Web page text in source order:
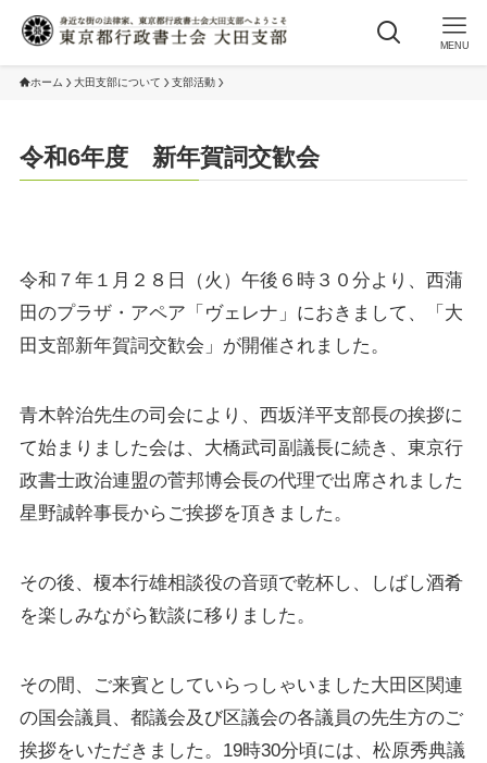
MENU
ホーム 大田支部について 支部活動
令和6年度 新年賀詞交歓会
令和７年１月２８日（火）午後６時３０分より、西蒲
田のプラザ・アペア「ヴェレナ」におきまして、「大
田支部新年賀詞交歓会」が開催されました。
青木幹治先生の司会により、西坂洋平支部長の挨拶に
て始まりました会は、大橋武司副議長に続き、東京行
政書士政治連盟の菅邦博会長の代理で出席されました
星野誠幹事長からご挨拶を頂きました。
その後、榎本行雄相談役の音頭で乾杯し、しばし酒肴
を楽しみながら歓談に移りました。
その間、ご来賓としていらっしゃいました大田区関連
の国会議員、都議会及び区議会の各議員の先生方のご
挨拶をいただきました。19時30分頃には、松原秀典議